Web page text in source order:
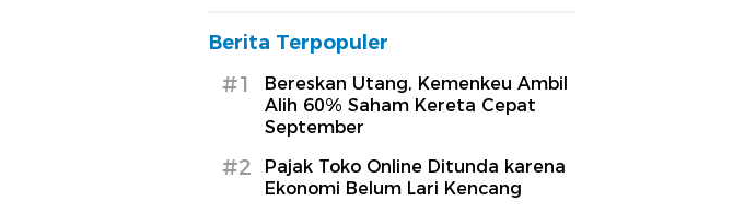
Berita Terpopuler
#1
Bereskan Utang, Kemenkeu Ambil
Alih 60% Saham Kereta Cepat
September
#2
Pajak Toko Online Ditunda karena
Ekonomi Belum Lari Kencang